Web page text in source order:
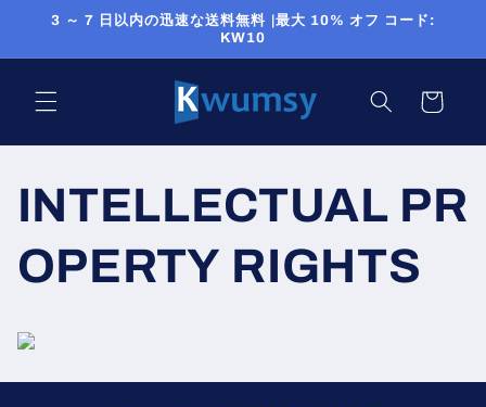
ンツに
3 ～ 7 日以内の迅速な送料無料 |最大 10% オフ コード:
KW10
ー
INTELLECTUAL PR
OPERTY RIGHTS